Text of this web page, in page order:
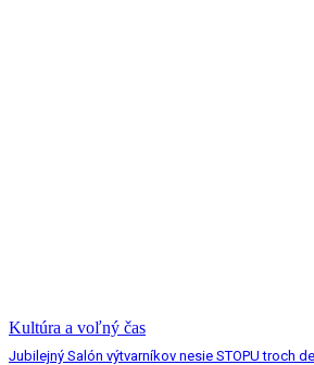
Kultúra a voľný čas
Jubilejný Salón výtvarníkov nesie STOPU troch